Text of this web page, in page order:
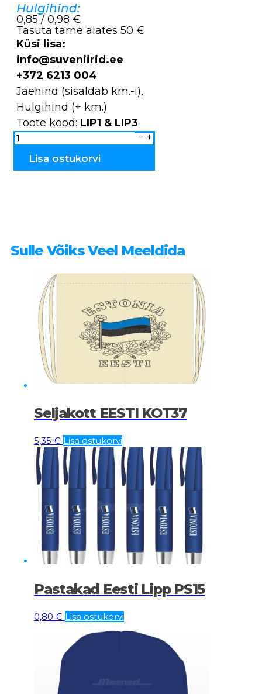
Hulgihind:
0,85 / 0,98 €
Tasuta tarne alates 50 €
Küsi lisa:
info@suveniirid.ee
+372 6213 004
Jaehind (sisaldab km.-i),
Hulgihind (+ km.)
Toote kood: LIP1 & LIP3
Käsilipp
puitvarrega
LIP1
kogusLisa ostukorvi
Sulle Võiks Veel Meeldida
Seljakott EESTI KOT37
5,35 € Lisa ostukorvi
Pastakad Eesti Lipp PS15
0,80 € Lisa ostukorvi